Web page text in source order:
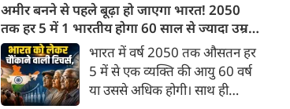
अमीर बनने से पहले बूढ़ा हो जाएगा भारत! 2050
तक हर 5 में 1 भारतीय होगा 60 साल से ज्यादा उम्र
का
भारत में वर्ष 2050 तक औसतन हर
5 में से एक व्यक्ति की आयु 60 वर्ष
या उससे अधिक होगी। साथ ही